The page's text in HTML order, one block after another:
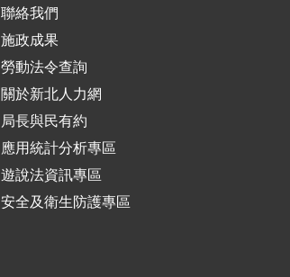
聯絡我們
施政成果
勞動法令查詢
關於新北人力網
局長與民有約
應用統計分析專區
遊說法資訊專區
安全及衛生防護專區